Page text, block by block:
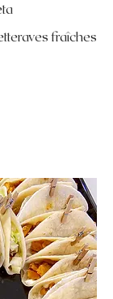
fraîches